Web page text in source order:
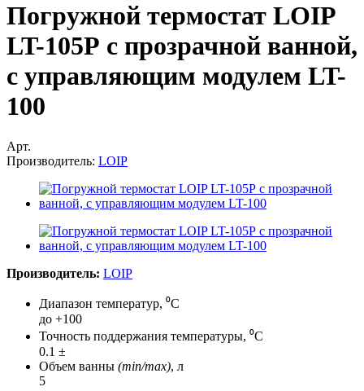
Погружной термостат LOIP
LT-105Р с прозрачной ванной,
с управляющим модулем LT-
100
Арт.
Производитель: LOIP
Производитель: LOIP
Диапазон температур, ⁰С
до +100
Точность поддержания температуры, ⁰С
0.1 ±
Объем ванны (min/max), л
5